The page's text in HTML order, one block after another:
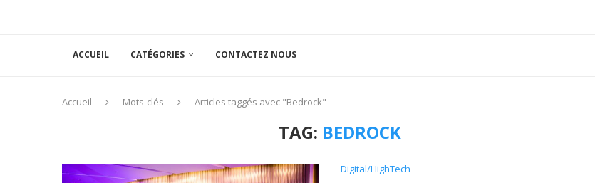
ACCUEIL CATÉGORIES CONTACTEZ NOUS
Accueil Mots-clés Articles taggés avec "Bedrock"
TAG: BEDROCK
Digital/HighTech